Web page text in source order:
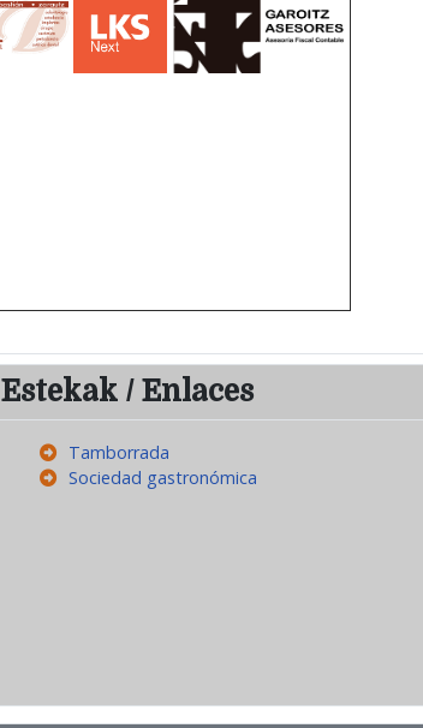
Estekak / Enlaces
Tamborrada
Sociedad gastronómica